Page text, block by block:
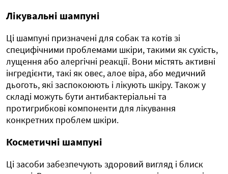
Лікувальні шампуні
Ці шампуні призначені для собак та котів зі
специфічними проблемами шкіри, такими як сухість,
лущення або алергічні реакції. Вони містять активні
інгредієнти, такі як овес, алое віра, або медичний
дьоготь, які заспокоюють і лікують шкіру. Також у
складі можуть бути антибактеріальні та
протигрибкові компоненти для лікування
конкретних проблем шкіри.
Косметичні шампуні
Ці засоби забезпечують здоровий вигляд і блиск